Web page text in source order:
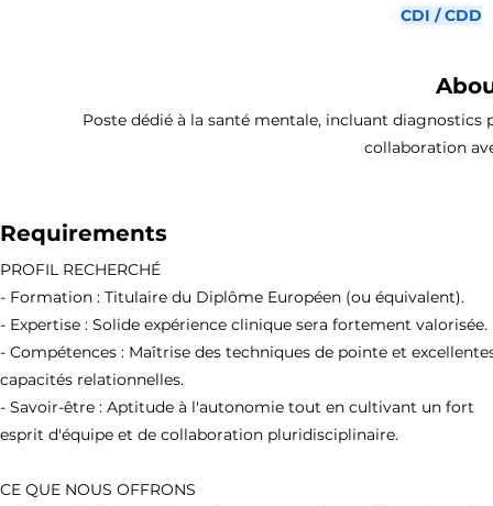
CDI / CDD
Poste dédié à la santé mentale, incluant
collaboration
Requirements
PROFIL RECHERCHÉ
- Formation : Titulaire du Diplôme Européen (ou équivalent).
- Expertise : Solide expérience clinique sera fortement valorisée.
- Compétences : Maîtrise des techniques de pointe et
capacités relationnelles.
- Savoir-être : Aptitude à l'autonomie tout en cultivant un fort
esprit d'équipe et de collaboration pluridisciplinaire.
CE QUE NOUS OFFRONS